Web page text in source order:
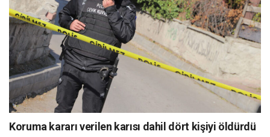
Koruma kararı verilen karısı dahil dört kişiyi öldürdü